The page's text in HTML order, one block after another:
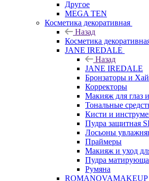
Другое
MEGA TEN
Косметика декоративная
Назад
Косметика
JANE IREDALE
Назад
JANE IREDALE
Бронзаторы и
Корректоры
Макияж для глаз
Тональные
Кисти и
Пудра защитная
Лосьоны
Праймеры
Макияж и уход
Пудра
Румяна
ROMANOVAMAKEUP